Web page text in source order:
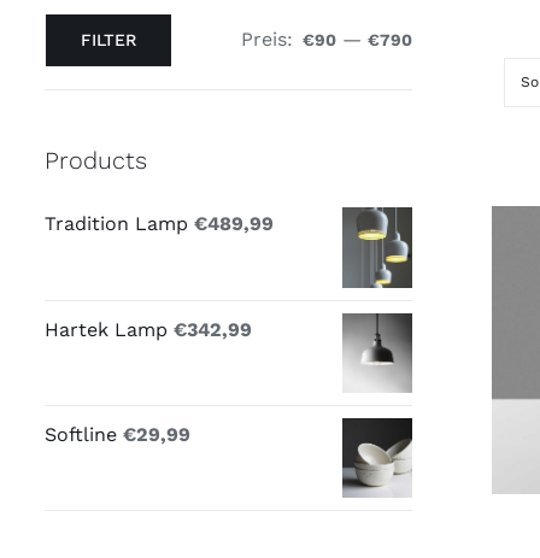
FILTER Preis: €90— €790
Products
Tradition Lamp €489,99
Hartek Lamp €342,99
Softline €29,99